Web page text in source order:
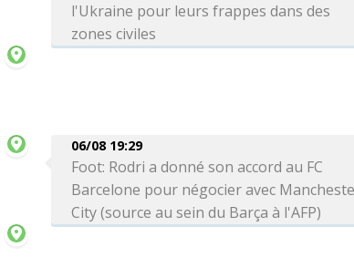
l'Ukraine pour leurs frappes dans des
zones civiles
06/08 19:29
Foot: Rodri a donné son accord au FC
Barcelone pour négocier avec
City (source au sein du Barça à l'AFP)